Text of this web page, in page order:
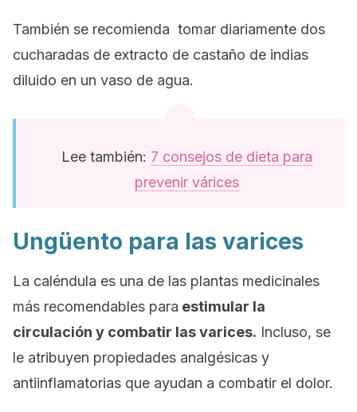
También se recomienda tomar diariamente dos
cucharadas de extracto de castaño de indias
diluido en un vaso de agua.
Lee también: 7 consejos de dieta para
prevenir várices
Ungüento para las varices
La caléndula es una de las plantas medicinales
más recomendables para estimular la
circulación y combatir las varices. Incluso, se
le atribuyen propiedades analgésicas y
antiinflamatorias que ayudan a combatir el dolor.